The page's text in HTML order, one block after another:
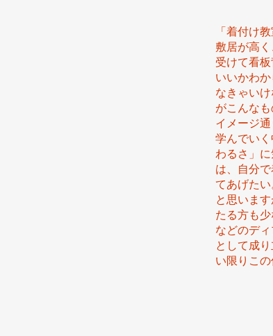
「着付け
敷居が高
受けて看
いいかわ
なきゃい
がこんな
イメージ
学んでい
わるさ」
は、自分
てあげた
と思いま
たる方も
などのデ
として成
い限りこ